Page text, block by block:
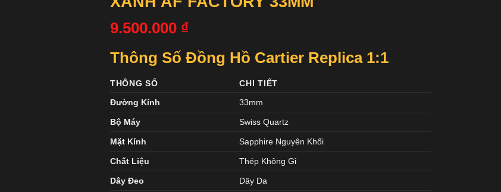
9.500.000 ₫
Thông Số Đồng Hồ Cartier Replica 1:1
THÔNG SỐ
CHI TIẾT
Đường Kính
33mm
Bộ Máy Swiss Quartz
Mặt Kính Sapphire Nguyên Khối
Chất Liệu Thép Không Gỉ
Dây Đeo Dây Da